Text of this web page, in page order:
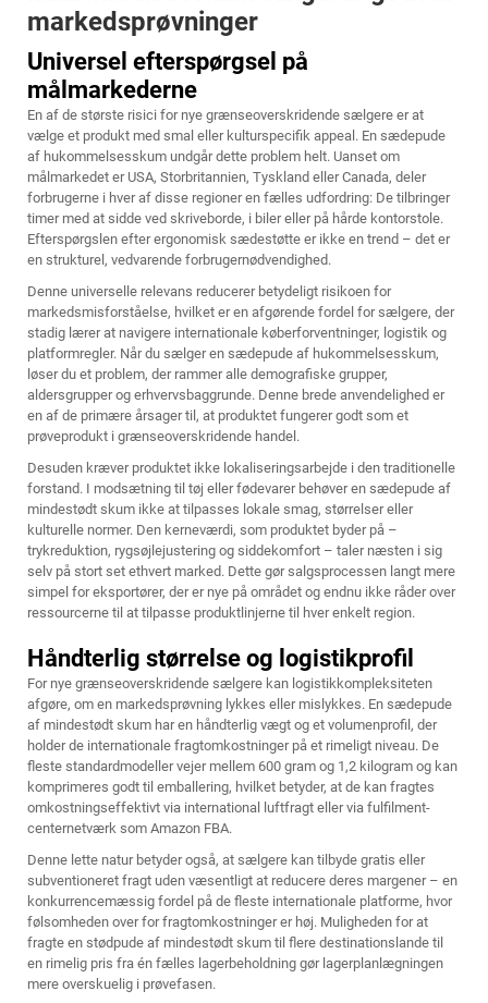
markedsprøvninger
Universel efterspørgsel på
målmarkederne
En af de største risici for nye grænseoverskridende sælgere er at
vælge et produkt med smal eller kulturspecifik appeal. En sædepude
af hukommelsesskum undgår dette problem helt. Uanset om
målmarkedet er USA, Storbritannien, Tyskland eller Canada, deler
forbrugerne i hver af disse regioner en fælles udfordring: De tilbringer
timer med at sidde ved skriveborde, i biler eller på hårde kontorstole.
Efterspørgslen efter ergonomisk sædestøtte er ikke en trend – det er
en strukturel, vedvarende forbrugernødvendighed.
Denne universelle relevans reducerer betydeligt risikoen for
markedsmisforståelse, hvilket er en afgørende fordel for sælgere, der
stadig lærer at navigere internationale køberforventninger, logistik og
platformregler. Når du sælger en sædepude af hukommelsesskum,
løser du et problem, der rammer alle demografiske grupper,
aldersgrupper og erhvervsbaggrunde. Denne brede anvendelighed er
en af de primære årsager til, at produktet fungerer godt som et
prøveprodukt i grænseoverskridende handel.
Desuden kræver produktet ikke lokaliseringsarbejde i den traditionelle
forstand. I modsætning til tøj eller fødevarer behøver en sædepude af
mindestødt skum ikke at tilpasses lokale smag, størrelser eller
kulturelle normer. Den kerneværdi, som produktet byder på –
trykreduktion, rygsøjlejustering og siddekomfort – taler næsten i sig
selv på stort set ethvert marked. Dette gør salgsprocessen langt mere
simpel for eksportører, der er nye på området og endnu ikke råder over
ressourcerne til at tilpasse produktlinjerne til hver enkelt region.
Håndterlig størrelse og logistikprofil
For nye grænseoverskridende sælgere kan logistikkompleksiteten
afgøre, om en markedsprøvning lykkes eller mislykkes. En sædepude
af mindestødt skum har en håndterlig vægt og et volumenprofil, der
holder de internationale fragtomkostninger på et rimeligt niveau. De
fleste standardmodeller vejer mellem 600 gram og 1,2 kilogram og kan
komprimeres godt til emballering, hvilket betyder, at de kan fragtes
omkostningseffektivt via international luftfragt eller via fulfilment-
centernetværk som Amazon FBA.
Denne lette natur betyder også, at sælgere kan tilbyde gratis eller
subventioneret fragt uden væsentligt at reducere deres margener – en
konkurrencemæssig fordel på de fleste internationale platforme, hvor
følsomheden over for fragtomkostninger er høj. Muligheden for at
fragte en stødpude af mindestødt skum til flere destinationslande til
en rimelig pris fra én fælles lagerbeholdning gør lagerplanlægningen
mere overskuelig i prøvefasen.